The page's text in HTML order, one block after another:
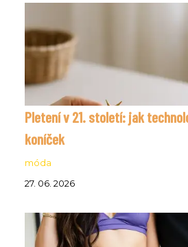
Pletení v 21. století: jak
koníček
móda
27. 06. 2026